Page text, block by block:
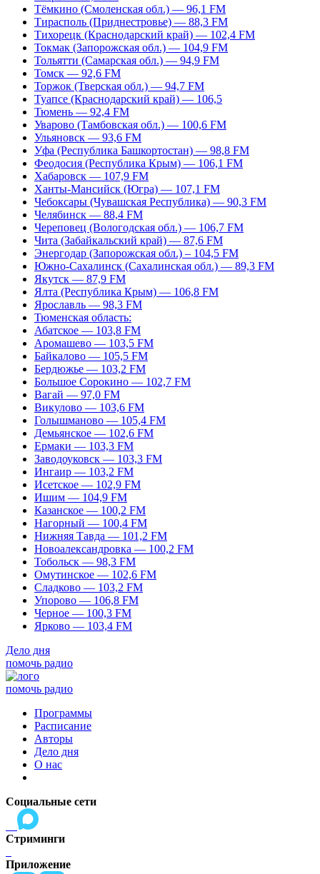
Тёмкино (Смоленская обл.) — 96,1 FM
Тирасполь (Приднестровье) — 88,3 FM
Тихорецк (Краснодарский край) — 102,4 FM
Токмак (Запорожская обл.) — 104,9 FM
Тольятти (Самарская обл.) — 94,9 FM
Томск — 92,6 FM
Торжок (Тверская обл.) — 94,7 FM
Туапсе (Краснодарский край) — 106,5
Тюмень — 92,4 FM
Уварово (Тамбовская обл.) — 100,6 FM
Ульяновск — 93,6 FM
Уфа (Республика Башкортостан) — 98,8 FM
Феодосия (Республика Крым) — 106,1 FM
Хабаровск — 107,9 FM
Ханты-Мансийск (Югра) — 107,1 FM
Чебоксары (Чувашская Республика) — 90,3 FM
Челябинск — 88,4 FM
Череповец (Вологодская обл.) — 106,7 FM
Чита (Забайкальский край) — 87,6 FM
Энергодар (Запорожская обл.) – 104,5 FM
Южно-Сахалинск (Сахалинская обл.) — 89,3 FM
Якутск — 87,9 FM
Ялта (Республика Крым) — 106,8 FM
Ярославль — 98,3 FM
Тюменская область:
Абатское — 103,8 FM
Аромашево — 103,5 FM
Байкалово — 105,5 FM
Бердюжье — 103,2 FM
Большое Сорокино — 102,7 FM
Вагай — 97,0 FM
Викулово — 103,6 FM
Голышманово — 105,4 FM
Демьянское — 102,6 FM
Ермаки — 103,3 FM
Заводоуковск — 103,3 FM
Ингаир — 103,2 FM
Исетское — 102,9 FM
Ишим — 104,9 FM
Казанское — 100,2 FM
Нагорный — 100,4 FM
Нижняя Тавда — 101,2 FM
Новоалександровка — 100,2 FM
Тобольск — 98,3 FM
Омутинское — 102,6 FM
Сладково — 103,2 FM
Упорово — 106,8 FM
Черное — 100,3 FM
Ярково — 103,4 FM
Дело дня
помочь радио
помочь радио
Программы
Расписание
Авторы
Дело дня
О нас
Социальные сети
Стриминги
Приложение